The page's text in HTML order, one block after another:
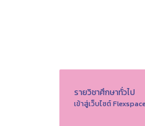
รายวิชาศึกษาทั่วไป
เข้าสู่เว็บไซต์ Flexspace